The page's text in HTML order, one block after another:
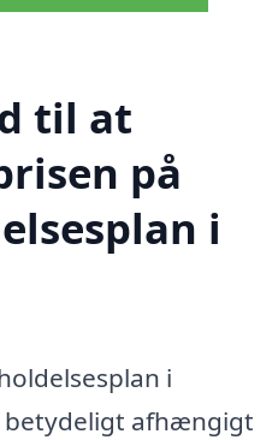
til at
på
i
i
betydeligt afhængigt